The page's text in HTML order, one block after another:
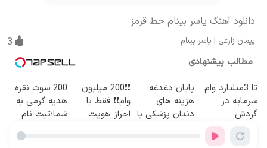
دانلود آهنگ یاسر بینام خط قرمز
پیمان زارعی | یاسر بینام 3
مطالب پیشنهادی
تا 3میلیارد وام
سرمایه در
گردش
فروشندگان =>
فروشگاهت رو
پایان دغدغه
هزینه های
دندان پزشکی با
❗❗200 میلیون
وام❗❗ فقط با
احراز هویت
200 سوت نقره
هدیه گرمی به
شما؛ثبت نام